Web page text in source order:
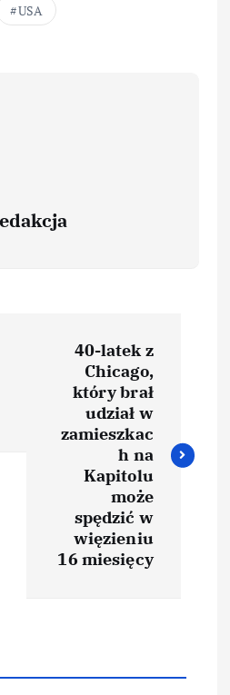
USA
40-latek z
Chicago,
który brał
udział w
zamieszkac
h na
Kapitolu
może
spędzić w
więzieniu
16 miesięcy